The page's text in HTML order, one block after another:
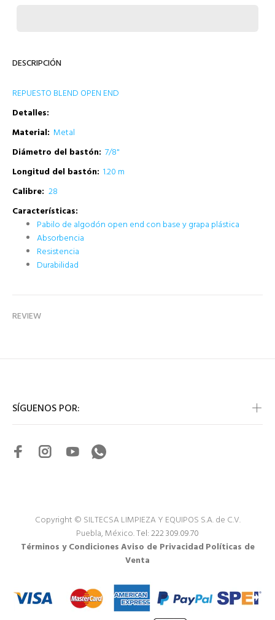
DESCRIPCIÓN
REPUESTO BLEND OPEN END
Detalles:
Material: Metal
Diámetro del bastón: 7/8"
Longitud del bastón: 1.20 m
Calibre: 28
Características:
Pabilo de algodón open end con base y grapa plástica
Absorbencia
Resistencia
Durabilidad
REVIEW
SÍGUENOS POR:
Copyright © SILTECSA LIMPIEZA Y EQUIPOS S.A. de C.V.
Puebla, México.Tel: 222 309.09.70
Términos y CondicionesAviso de Privacidad Políticas de
Venta